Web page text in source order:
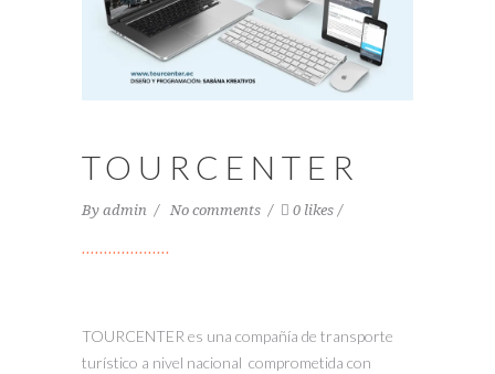
TOURCENTER
By admin No comments 0 likes
TOURCENTER es una compañía de transporte
turístico a nivel nacional comprometida con